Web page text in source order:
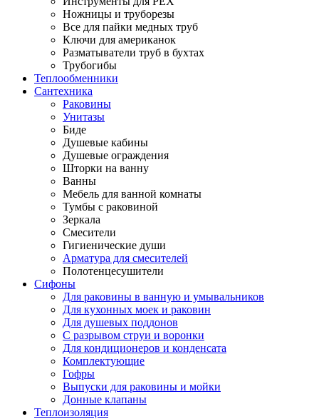
Ножницы и труборезы
Все для пайки медных труб
Ключи для американок
Разматыватели труб в бухтах
Трубогибы
Теплообменники
Сантехника
Раковины
Унитазы
Биде
Душевые кабины
Душевые ограждения
Шторки на ванну
Ванны
Мебель для ванной комнаты
Тумбы с раковиной
Зеркала
Смесители
Гигиенические души
Арматура для смесителей
Полотенцесушители
Сифоны
Для раковины в ванную и умывальников
Для кухонных моек и раковин
Для душевых поддонов
С разрывом струи и воронки
Для кондиционеров и конденсата
Комплектующие
Гофры
Выпуски для раковины и мойки
Донные клапаны
Теплоизоляция